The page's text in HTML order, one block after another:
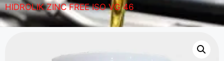
HIDROLIK ZINC FREE ISO VG 46